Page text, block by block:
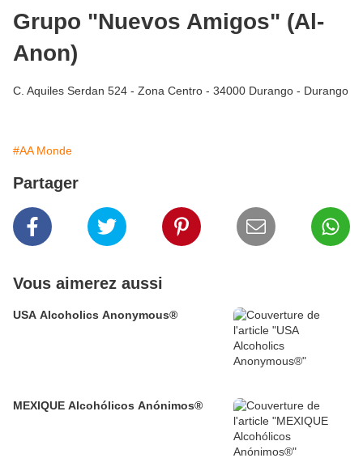
Grupo "Nuevos Amigos" (Al-
Anon)
C. Aquiles Serdan 524 - Zona Centro - 34000 Durango - Durango
#AA Monde
Partager
Vous aimerez aussi
USA Alcoholics Anonymous®
MEXIQUE Alcohólicos Anónimos®